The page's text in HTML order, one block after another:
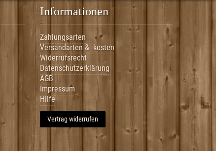
Informationen
Zahlungsarten
Versandarten & -kosten
Widerrufsrecht
Datenschutzerklärung
AGB
Impressum
Hilfe
Vertrag widerrufen